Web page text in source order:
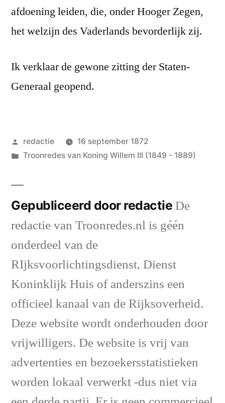
afdoening leiden, die, onder Hooger Zegen,
het welzijn des Vaderlands bevorderlijk zij.
Ik verklaar de gewone zitting der Staten-
Generaal geopend.
Geplaatst
door
redactie
16 september 1872
Geplaatst
Troonredes van Koning Willem III (1849 - 1889)
Gepubliceerd door redactie De
redactie van Troonredes.nl is géén
onderdeel van de
RIjksvoorlichtingsdienst, Dienst
Koninklijk Huis of anderszins een
officieel kanaal van de Rijksoverheid.
Deze website wordt onderhouden door
vrijwilligers. De website is vrij van
advertenties en bezoekersstatistieken
worden lokaal verwerkt -dus niet via